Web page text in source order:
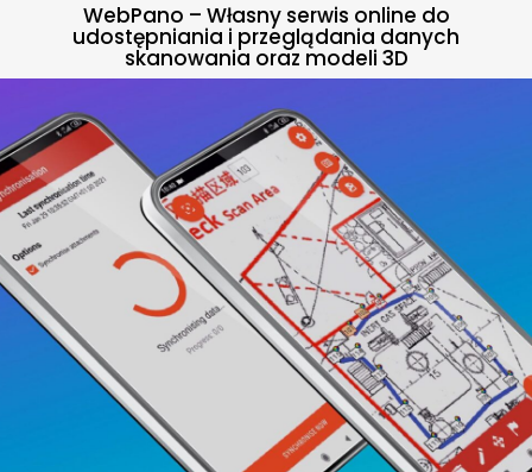
WebPano – Własny serwis online do
udostępniania i przeglądania danych
skanowania oraz modeli 3D